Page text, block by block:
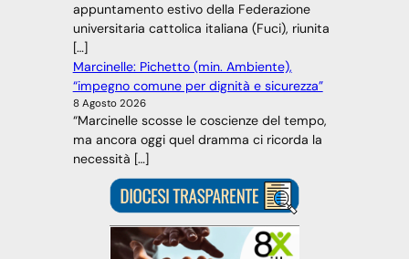
appuntamento estivo della Federazione
universitaria cattolica italiana (Fuci), riunita
[…]
Marcinelle: Pichetto (min. Ambiente),
“impegno comune per dignità e sicurezza”
8 Agosto 2026
“Marcinelle scosse le coscienze del tempo,
ma ancora oggi quel dramma ci ricorda la
necessità […]